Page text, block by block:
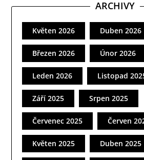
ARCHIVY
Květen 2026 Duben 2026
Březen 2026 Únor 2026
Leden 2026 Listopad
Září 2025 Srpen 2025
Červenec 2025 Červen
Květen 2025 Duben 2025